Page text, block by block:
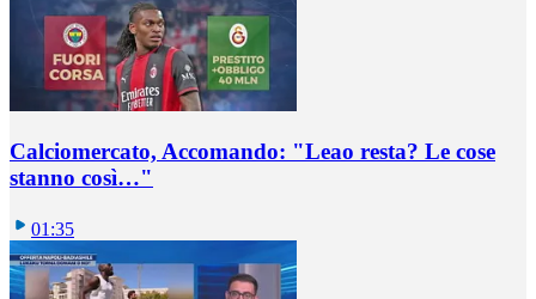
Calciomercato, Accomando: "Leao resta? Le cose
stanno così…"
01:35